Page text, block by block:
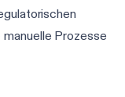
Prozesse